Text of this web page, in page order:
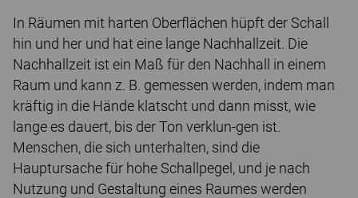
In Räumen mit harten Oberflächen hüpft der Schall
hin und her und hat eine lange Nachhallzeit. Die
Nachhallzeit ist ein Maß für den Nachhall in einem
Raum und kann z. B. gemessen werden, indem man
kräftig in die Hände klatscht und dann misst, wie
lange es dauert, bis der Ton verklun-gen ist.
Menschen, die sich unterhalten, sind die
Hauptursache für hohe Schallpegel, und je nach
Nutzung und Gestaltung eines Raumes werden